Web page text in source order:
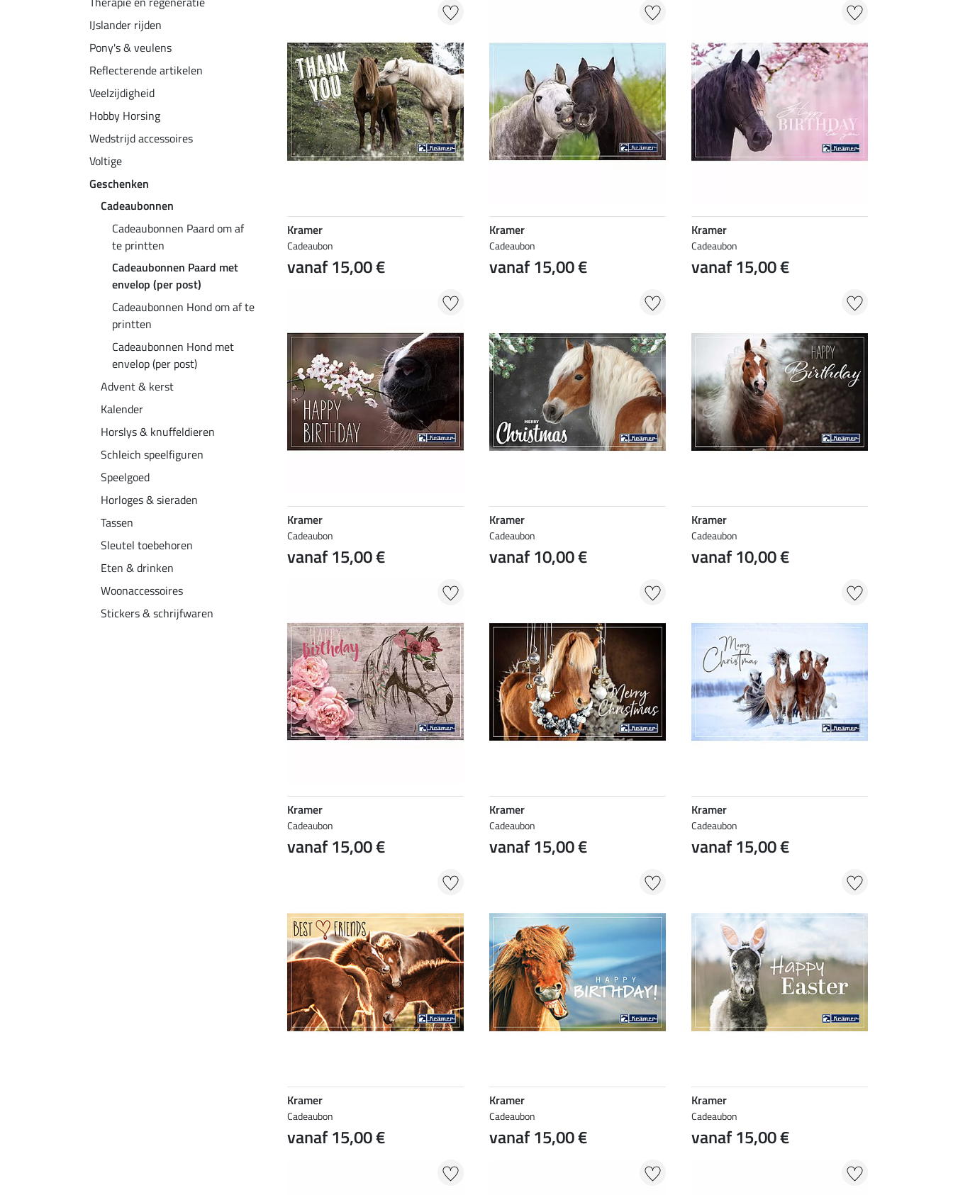
IJslander rijden
Pony's & veulens
Reflecterende artikelen
Veelzijdigheid
Hobby Horsing
Wedstrijd accessoires
Voltige
Geschenken
Cadeaubonnen
Cadeaubonnen Paard om af
te printten
Cadeaubonnen Paard met
envelop (per post)
Cadeaubonnen Hond om af te
printten
Cadeaubonnen Hond met
envelop (per post)
Advent & kerst
Kalender
Horslys & knuffeldieren
Schleich speelfiguren
Speelgoed
Horloges & sieraden
Tassen
Sleutel toebehoren
Eten & drinken
Woonaccessoires
Stickers & schrijfwaren
Kramer
Cadeaubon
vanaf 15,00 €
Kramer
Cadeaubon
vanaf 15,00 €
Kramer
Cadeaubon
vanaf 15,00 €
Kramer
Cadeaubon
vanaf 15,00 €
Kramer
Cadeaubon
vanaf 10,00 €
Kramer
Cadeaubon
vanaf 10,00 €
Kramer
Cadeaubon
vanaf 15,00 €
Kramer
Cadeaubon
vanaf 15,00 €
Kramer
Cadeaubon
vanaf 15,00 €
Kramer
Cadeaubon
vanaf 15,00 €
Kramer
Cadeaubon
vanaf 15,00 €
Kramer
Cadeaubon
vanaf 15,00 €